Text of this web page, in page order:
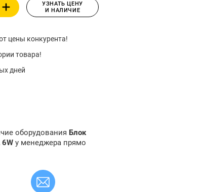
УЗНАТЬ ЦЕНУ
И НАЛИЧИЕ
цены конкурента!
товара!
дней
оборудования Блок
у менеджера прямо